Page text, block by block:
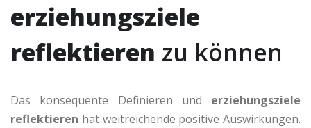
erziehungsziele
reflektieren zu können
Das konsequente Definieren und erziehungsziele
reflektieren hat weitreichende positive Auswirkungen.